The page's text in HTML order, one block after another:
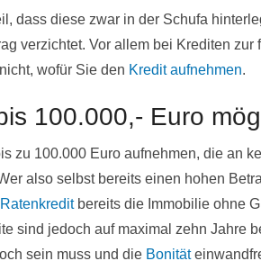
dass diese zwar in der Schufa
verzichtet. Vor allem bei Krediten zur
wofür Sie den Kredit aufnehmen.
100.000,- Euro
zu 100.000 Euro aufnehmen, die an
also selbst bereits einen hohen
Ratenkreditbereits die Immobilie ohne
sind jedoch auf maximal zehn Jahre
sein muss und die Bonität